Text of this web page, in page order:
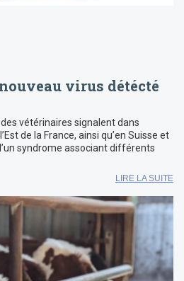
virus détécté
vétérinaires signalent dans
de la France, ainsi qu’en Suisse et
syndrome associant différents
LIRE LA SUITE